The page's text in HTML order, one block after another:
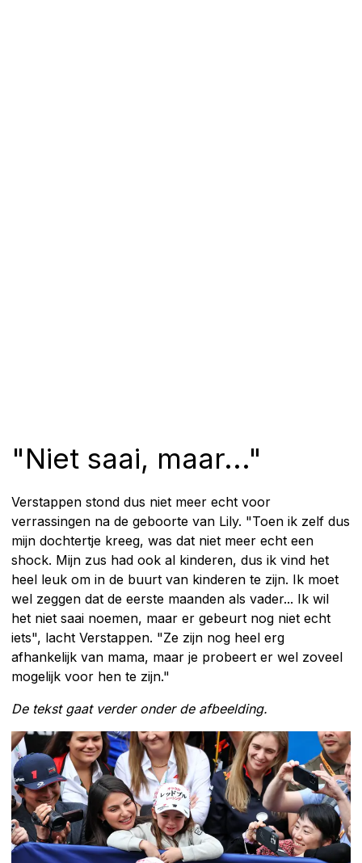
"Niet saai, maar..."
Verstappen stond dus niet meer echt voor
verrassingen na de geboorte van Lily. "Toen ik zelf dus
mijn dochtertje kreeg, was dat niet meer echt een
shock. Mijn zus had ook al kinderen, dus ik vind het
heel leuk om in de buurt van kinderen te zijn. Ik moet
wel zeggen dat de eerste maanden als vader... Ik wil
het niet saai noemen, maar er gebeurt nog niet echt
iets", lacht Verstappen. "Ze zijn nog heel erg
afhankelijk van mama, maar je probeert er wel zoveel
mogelijk voor hen te zijn."
De tekst gaat verder onder de afbeelding.